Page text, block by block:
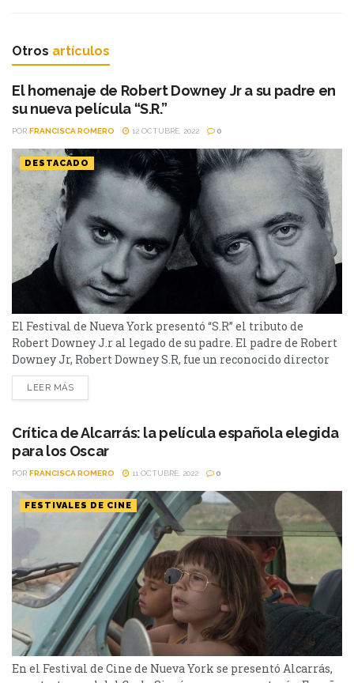
Otros artículos
El homenaje de Robert Downey Jr a su padre en
su nueva película “S.R.”
POR FRANCISCA ROMERO 12 OCTUBRE, 2022 0
DESTACADO
El Festival de Nueva York presentó “S.R” el tributo de
Robert Downey J.r al legado de su padre. El padre de Robert
Downey Jr, Robert Downey S.R, fue un reconocido director
de cine independiente que quebró esquemas en los años 60
´s y que hasta último minuto conservó su inigualable
LEER MÁS
Crítica de Alcarrás: la película española elegida
para los Oscar
POR FRANCISCA ROMERO 11 OCTUBRE, 2022 0
FESTIVALES DE CINE
En el Festival de Cine de Nueva York se presentó Alcarrás,